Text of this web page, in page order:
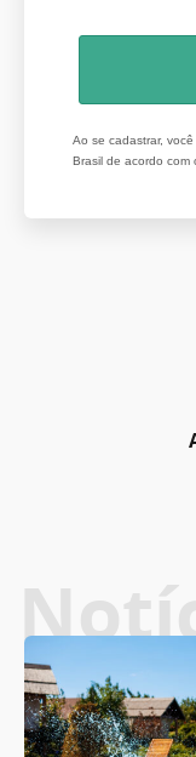
Ao se cadastrar,
Brasil de acordo com